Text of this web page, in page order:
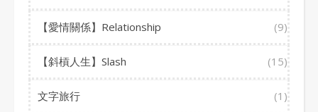
【愛情關係】Relationship (9)
【斜槓人生】Slash (15)
文字旅行 (1)